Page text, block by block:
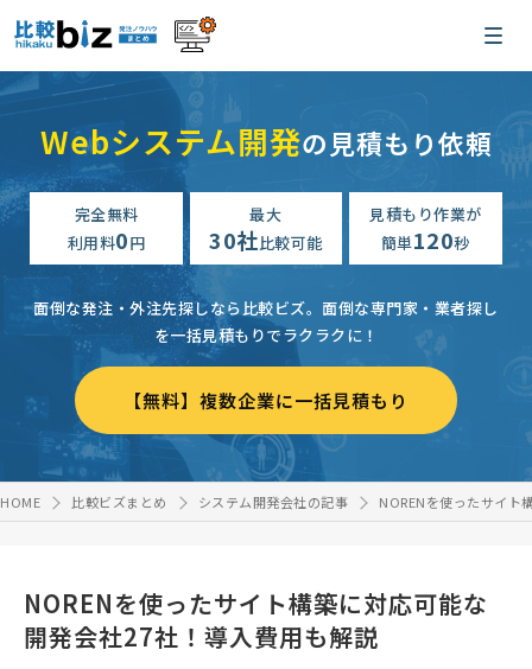
Webシステム開発の見積もり依頼
完全無料
利用料0円
最大
30社比較可能
見積もり作業が
簡単120秒
面倒な発注・外注先探しなら比較ビズ。 面倒な専門家・業者探し
を一括見積もりでラクラクに！
【無料】複数企業に一括見積もり
HOME 比較ビズまとめ システム開発会社の記事 NORENを使ったサイト
NORENを使ったサイト構築に対応可能な
開発会社27社！導入費用も解説